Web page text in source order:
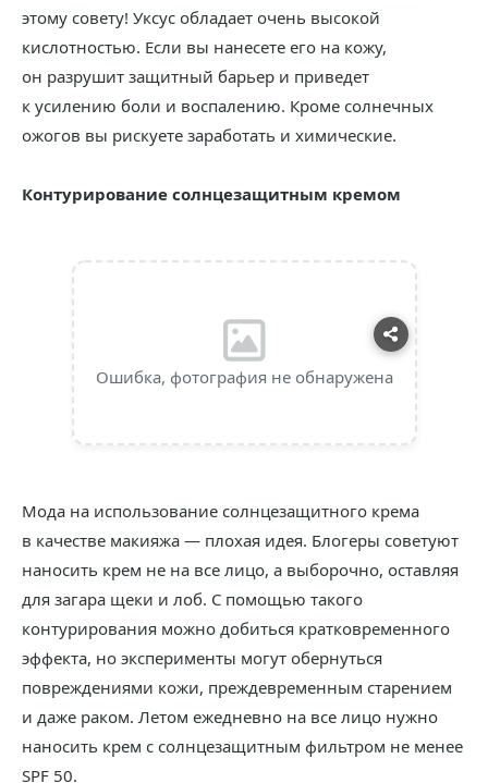
этому совету! Уксус обладает очень высокой
кислотностью. Если вы нанесете его на кожу,
он разрушит защитный барьер и приведет
к усилению боли и воспалению. Кроме солнечных
ожогов вы рискуете заработать и химические.
Контурирование солнцезащитным кремом
Ошибка, фотография не обнаружена
Мода на использование солнцезащитного крема
в качестве макияжа — плохая идея. Блогеры советуют
наносить крем не на все лицо, а выборочно, оставляя
для загара щеки и лоб. С помощью такого
контурирования можно добиться кратковременного
эффекта, но эксперименты могут обернуться
повреждениями кожи, преждевременным старением
и даже раком. Летом ежедневно на все лицо нужно
наносить крем с солнцезащитным фильтром не менее
SPF 50.